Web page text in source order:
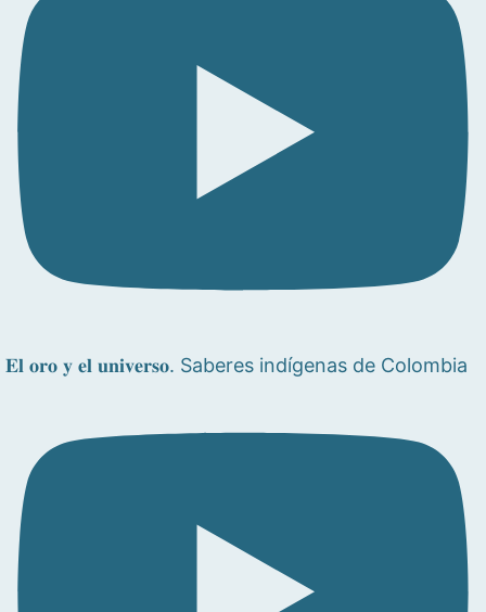
𝐄𝐥 𝐨𝐫𝐨 𝐲 𝐞𝐥 𝐮𝐧𝐢𝐯𝐞𝐫𝐬𝐨. Saberes indígenas de Colombia